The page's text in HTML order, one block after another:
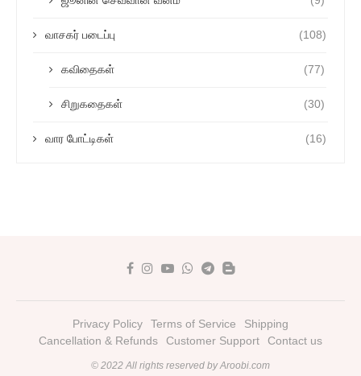
வாசகர் படைப்பு (108)
கவிதைகள் (77)
சிறுகதைகள் (30)
வார போட்டிகள் (16)
Privacy Policy Terms of Service
Shipping
Cancellation & Refunds
Customer Support Contact us
© 2022 All rights reserved by Aroobi.com